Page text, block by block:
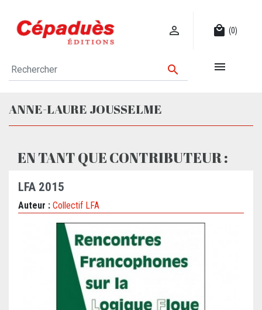
 local_mall (0)
 
ANNE-LAURE JOUSSELME
EN TANT QUE CONTRIBUTEUR :
LFA 2015
Auteur : Collectif LFA